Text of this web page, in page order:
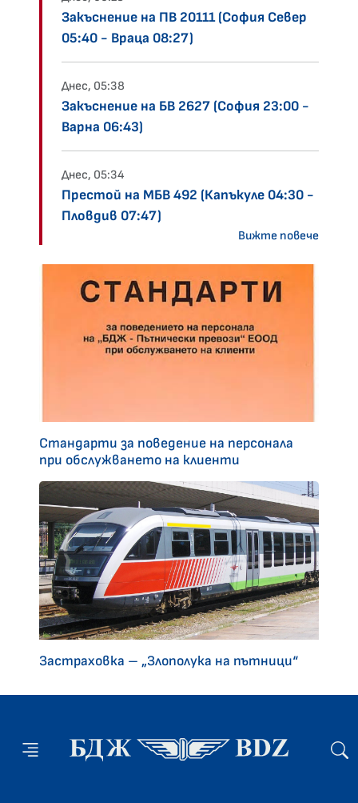
Закъснение на ПВ 20111 (София Север
05:40 - Враца 08:27)
Днес, 05:38
Закъснение на БВ 2627 (София 23:00 -
Варна 06:43)
Днес, 05:34
Престой на МБВ 492 (Капъкуле 04:30 -
Пловдив 07:47)
Вижте повече
Стандарти за поведение на персонала
при обслужването на клиенти
Застраховка – „Злополука на пътници“